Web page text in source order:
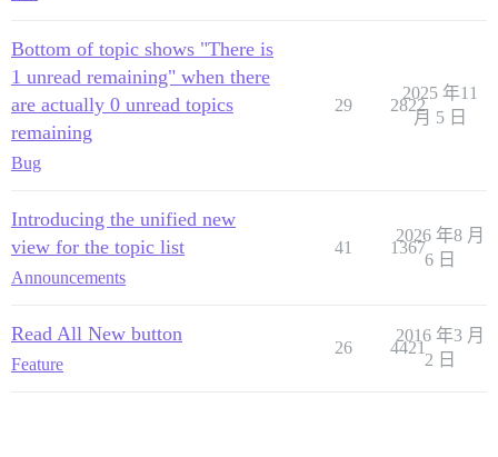
Bottom of topic shows "There is
1 unread remaining" when there
are actually 0 unread topics
remaining
Bug
29 2822
2025 年11
月 5 日
Introducing the unified new
view for the topic list
Announcements
41 1367
2026 年8 月
6 日
Read All New button
Feature
26 4421
2016 年3 月
2 日